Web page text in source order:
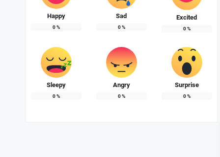
Happy
0%
Sad
0%
Excited
0%
Sleepy
0%
Angry
0%
Surprise
0%